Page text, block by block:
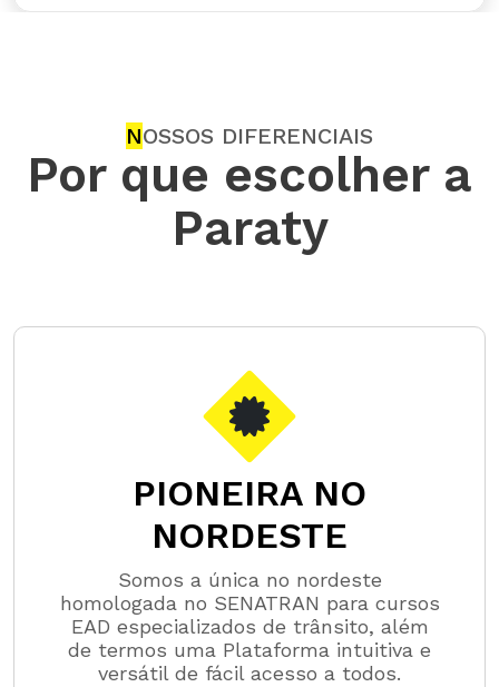
NOSSOS DIFERENCIAIS
Por que escolher a
Paraty
PIONEIRA NO
NORDESTE
Somos a única no nordeste
homologada no SENATRAN para cursos
EAD especializados de trânsito, além
de termos uma Plataforma intuitiva e
versátil de fácil acesso a todos.